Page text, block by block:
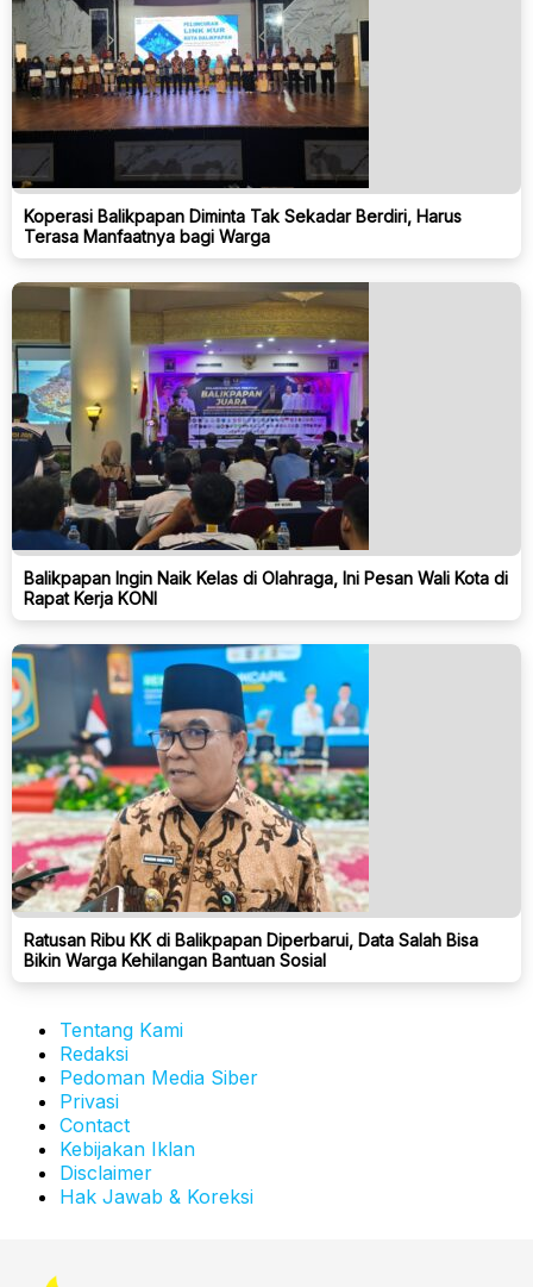
Koperasi Balikpapan Diminta Tak Sekadar Berdiri, Harus
Terasa Manfaatnya bagi Warga
Balikpapan Ingin Naik Kelas di Olahraga, Ini Pesan Wali Kota di
Rapat Kerja KONI
Ratusan Ribu KK di Balikpapan Diperbarui, Data Salah Bisa
Bikin Warga Kehilangan Bantuan Sosial
Tentang Kami
Redaksi
Pedoman Media Siber
Privasi
Contact
Kebijakan Iklan
Disclaimer
Hak Jawab & Koreksi